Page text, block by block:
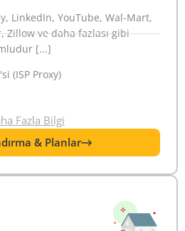
LinkedIn, YouTube, Wal-Mart,
Zillow ve daha fazlası gibi
[...]
(ISP Proxy)
Fazla Bilgi
& Planlar